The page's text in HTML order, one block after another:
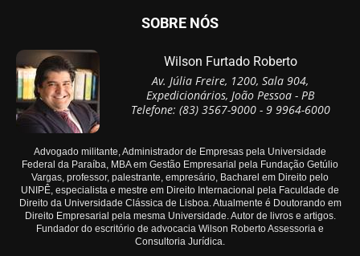
SOBRE NÓS
Wilson Furtado Roberto
Av. Júlia Freire, 1200, Sala 904,
Expedicionários, João Pessoa - PB
Telefone: (83) 3567-9000 - 9 9964-6000
Advogado militante, Administrador de Empresas pela Universidade
Federal da Paraíba, MBA em Gestão Empresarial pela Fundação Getúlio
Vargas, professor, palestrante, empresário, Bacharel em Direito pelo
UNIPÊ, especialista e mestre em Direito Internacional pela Faculdade de
Direito da Universidade Clássica de Lisboa. Atualmente é Doutorando em
Direito Empresarial pela mesma Universidade. Autor de livros e artigos.
Fundador do escritório de advocacia Wilson Roberto Assessoria e
Consultoria Jurídica.